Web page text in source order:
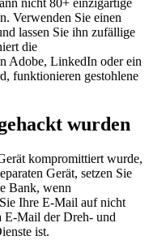
Verwenden Sie einen
lassen Sie ihn zufällige
die
Adobe, LinkedIn oder ein
funktionieren gestohlene
wurden
kompromittiert wurde,
Gerät, setzen Sie
Bank, wenn
Ihre E-Mail auf nicht
E-Mail der Dreh- und
ist.